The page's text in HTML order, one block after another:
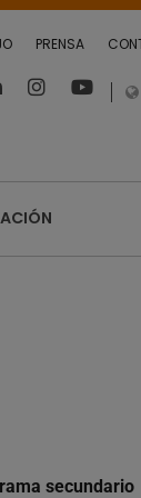
PRENSA
secundario